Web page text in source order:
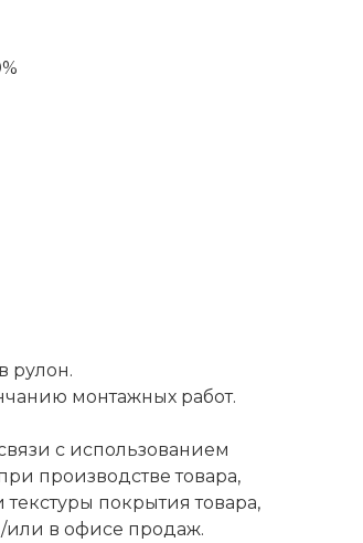
рулон.
монтажных работ.
с использованием
производстве товара,
текстуры покрытия товара,
или в офисе продаж.